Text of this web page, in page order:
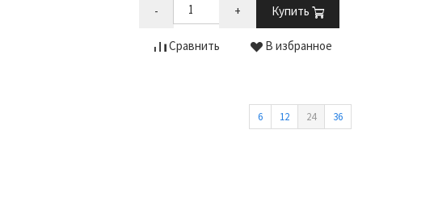
- + Купить
Сравнить В избранное
6 12 24 36